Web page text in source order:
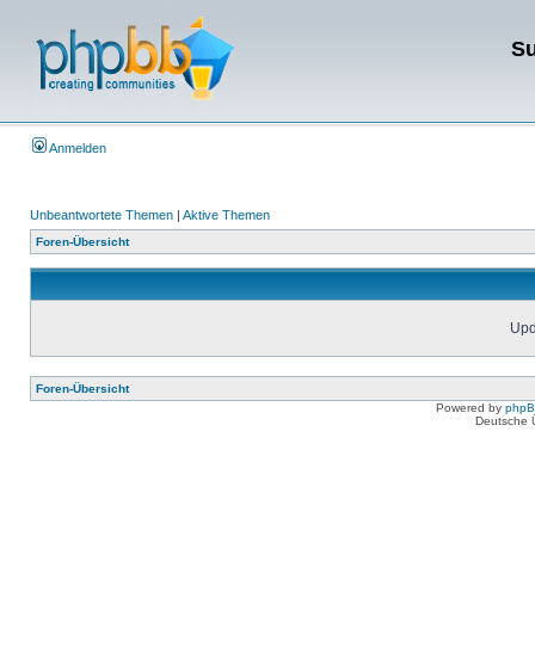
Anmelden
Unbeantwortete Themen | Aktive Themen
Foren-Übersicht
Foren-Übersicht
Powered by
Deutsche